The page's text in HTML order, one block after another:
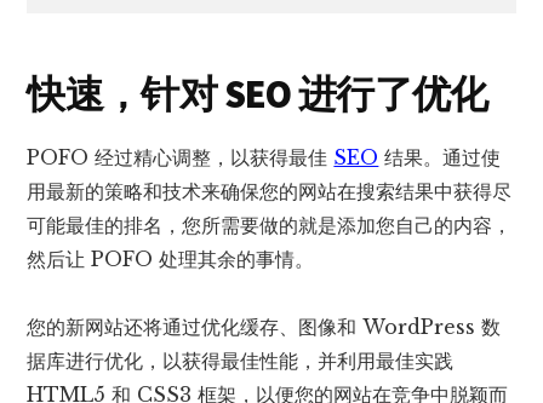
快速，针对 SEO 进行了优化
POFO 经过精心调整，以获得最佳 SEO 结果。通过使
用最新的策略和技术来确保您的网站在搜索结果中获得尽
可能最佳的排名，您所需要做的就是添加您自己的内容，
然后让 POFO 处理其余的事情。
您的新网站还将通过优化缓存、图像和 WordPress 数
据库进行优化，以获得最佳性能，并利用最佳实践
HTML5 和 CSS3 框架，以便您的网站在竞争中脱颖而